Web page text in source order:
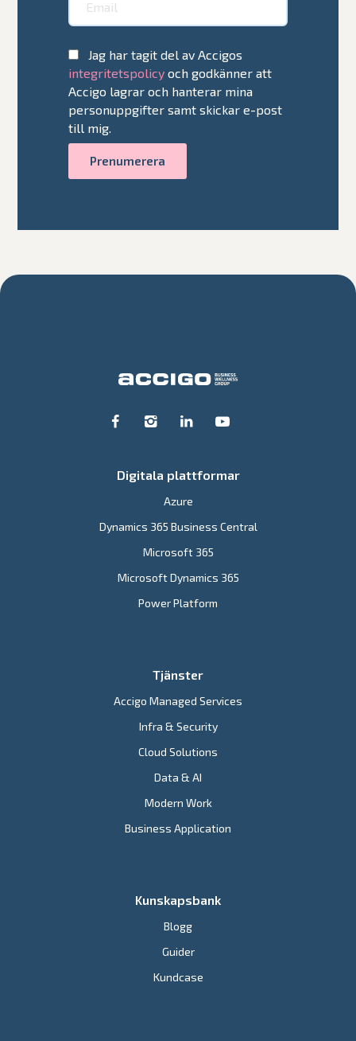
Jag har tagit del av Accigos
integritetspolicy och godkänner att
Accigo lagrar och hanterar mina
personuppgifter samt skickar e-post
till mig.
Digitala plattformar
Azure
Dynamics 365 Business Central
Microsoft 365
Microsoft Dynamics 365
Power Platform
Tjänster
Accigo Managed Services
Infra & Security
Cloud Solutions
Data & AI
Modern Work
Business Application
Kunskapsbank
Blogg
Guider
Kundcase